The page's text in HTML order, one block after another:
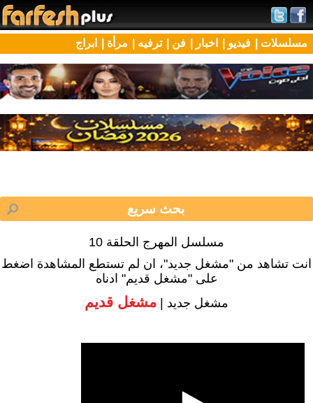
مسلسلات | فيديو | اخبار | فن | ترفيه | مرأة | ابراج
مسلسل المهرج الحلقة 10
انت تشاهد من "مشغل جديد"، ان لم تستطع المشاهدة اضغط
على "مشغل قديم" ادناه
مشغل جديد | مشغل قديم